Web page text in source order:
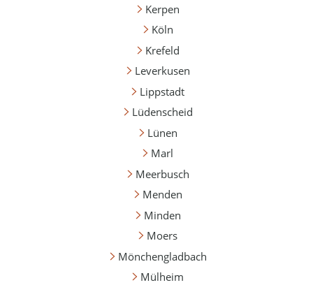
Kerpen
Köln
Krefeld
Leverkusen
Lippstadt
Lüdenscheid
Lünen
Marl
Meerbusch
Menden
Minden
Moers
Mönchengladbach
Mülheim